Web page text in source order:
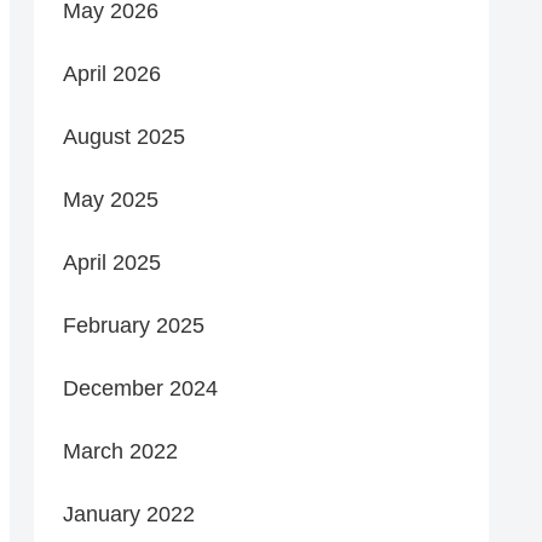
May 2026
April 2026
August 2025
May 2025
April 2025
February 2025
December 2024
March 2022
January 2022